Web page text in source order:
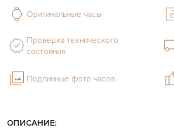
ОПИСАНИЕ:
Оригинальные часы
Проверка технического
состояния
Подлинные фото часов